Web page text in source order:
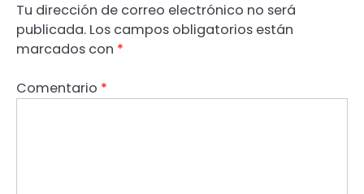
Tu dirección de correo electrónico no será
publicada. Los campos obligatorios están
marcados con *
Comentario *